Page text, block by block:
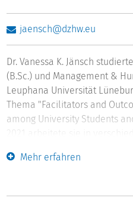
jaensch@dzhw.eu
Dr. Vanessa K. Jänsch
(B.Sc.) und Management &
Leuphana Universität
Thema "Facilitators and
among University Students
Seit September 2021 ist sie
Mehr erfahren